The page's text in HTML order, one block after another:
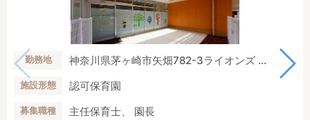
勤務地 神奈川県茅ヶ崎市矢畑782-3ライオンズ ...
施設形態 認可保育園
募集職種 主任保育士、 園長